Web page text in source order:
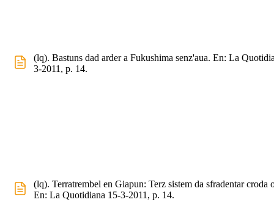
(lq). Bastuns dad arder a Fukushima senz'aua. En: La
3-2011, p. 14.
(lq). Terratrembel en Giapun: Terz sistem da sfradentar croda
En: La Quotidiana 15-3-2011, p. 14.